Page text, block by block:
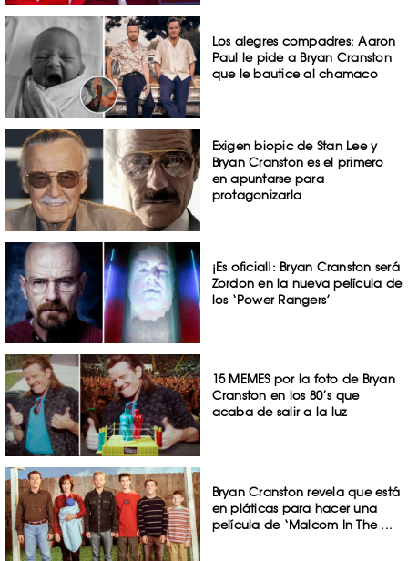
Los alegres compadres: Aaron
Paul le pide a Bryan Cranston
que le bautice al chamaco
Exigen biopic de Stan Lee y
Bryan Cranston es el primero
en apuntarse para
protagonizarla
¡Es oficial!: Bryan Cranston será
Zordon en la nueva película de
los ‘Power Rangers’
15 MEMES por la foto de Bryan
Cranston en los 80’s que
acaba de salir a la luz
Bryan Cranston revela que está
en pláticas para hacer una
película de ‘Malcom In The ...